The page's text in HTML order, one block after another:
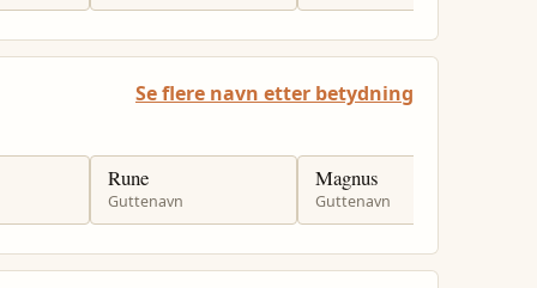
Se flere navn etter betydning
Rune
Guttenavn
Magnus
Guttenavn